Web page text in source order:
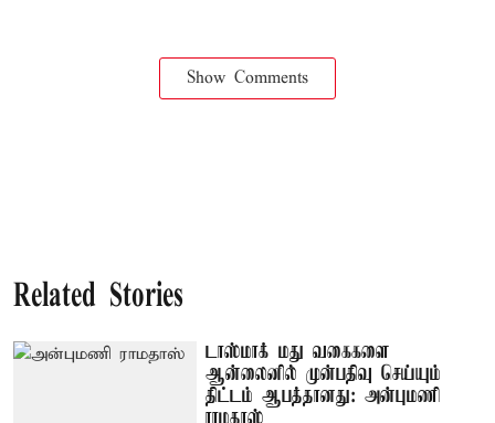
Show Comments
Related Stories
டாஸ்மாக் மது வகைகளை
ஆன்லைனில் முன்பதிவு செய்யும்
திட்டம் ஆபத்தானது: அன்புமணி
ராமதாஸ்